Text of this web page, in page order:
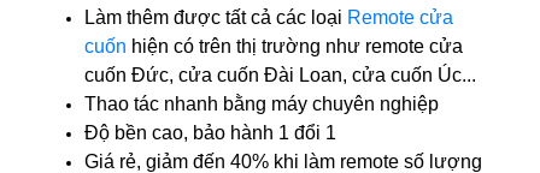
Làm thêm được tất cả các loại Remote cửa
cuốn hiện có trên thị trường như remote cửa
cuốn Đức, cửa cuốn Đài Loan, cửa cuốn Úc...
Thao tác nhanh bằng máy chuyên nghiệp
Độ bền cao, bảo hành 1 đổi 1
Giá rẻ, giảm đến 40% khi làm remote số lượng